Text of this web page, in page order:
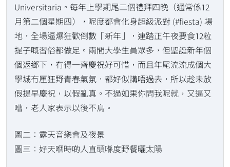
Universitaria。每年上學期尾二個禮拜四晚（通常係12
月第二個星期四），呢度都會化身超級派對 (#fiesta) 場
地，全場逼爆狂歡倒數「新年」，連踏正午夜要食12粒
提子嘅習俗都做足。兩間大學生員眾多，但聖誕新年個
個返鄉下，冇得一齊慶祝好可惜，而且年尾流流成個大
學城冇厘狂野青春氣氛，都好似講唔過去，所以趁未放
假提早慶祝，以假亂真。不過如果你問我呢就，又逼又
嘈，老人家表示以後不鳥。
圖二：露天音樂會及夜景
圖三：好天嗰時啲人直頭喺度野餐曬太陽